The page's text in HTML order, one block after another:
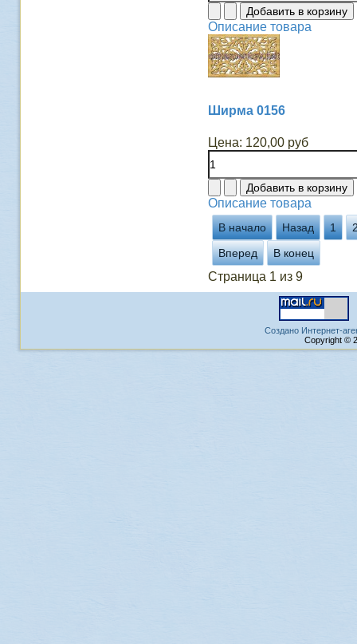
Описание товара
Ширма 0156
Цена: 120,00 руб
Описание товара
В начало Назад 1
Вперед
В конец
Страница 1 из 9
Создано Интернет-
Copyright ©